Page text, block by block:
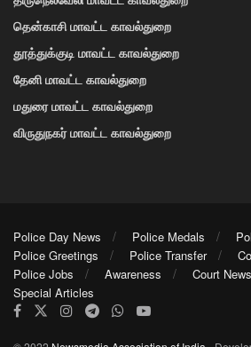
தென்காசி மாவட்ட காவல்துறை
தூத்துக்குடி மாவட்ட காவல்துறை
தேனி மாவட்ட காவல்துறை
மதுரை மாவட்ட காவல்துறை
விருதுநகர் மாவட்ட காவல்துறை
Police Day News Police Medals
Police Greetings
Police Transfer
Police Jobs
Awareness Court News
Special Articles